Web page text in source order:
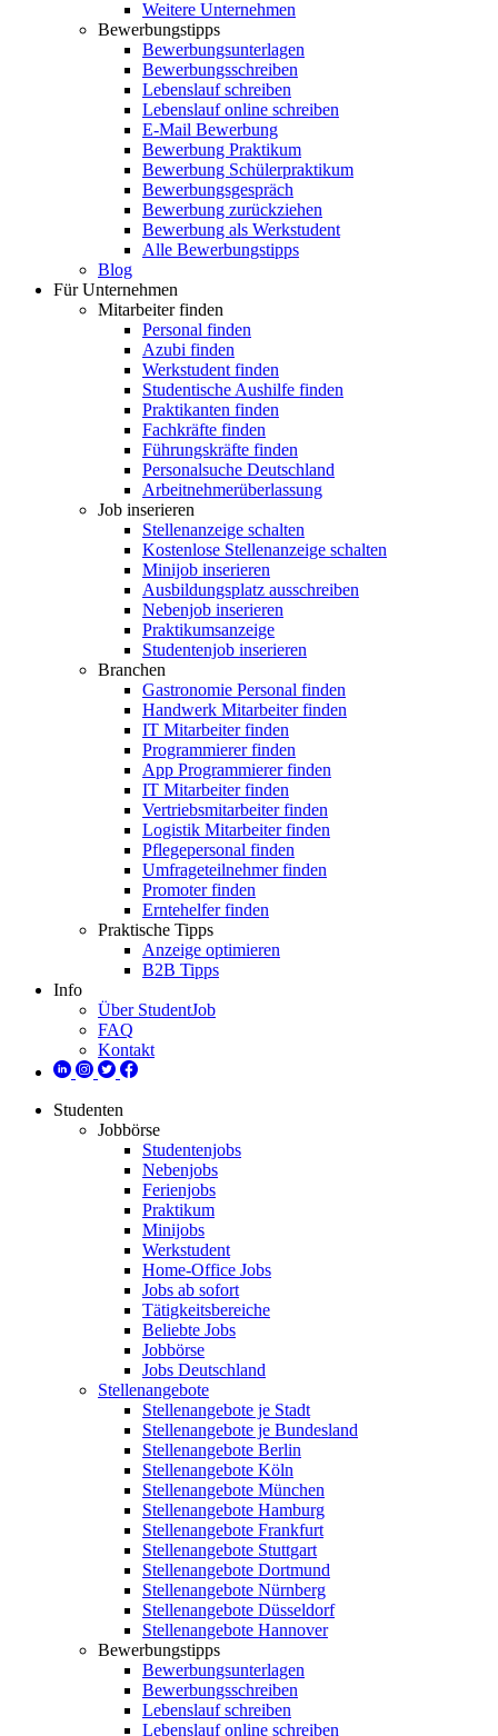
Weitere Unternehmen
Bewerbungstipps
Bewerbungsunterlagen
Bewerbungsschreiben
Lebenslauf schreiben
Lebenslauf online schreiben
E-Mail Bewerbung
Bewerbung Praktikum
Bewerbung Schülerpraktikum
Bewerbungsgespräch
Bewerbung zurückziehen
Bewerbung als Werkstudent
Alle Bewerbungstipps
Blog
Für Unternehmen
Mitarbeiter finden
Personal finden
Azubi finden
Werkstudent finden
Studentische Aushilfe finden
Praktikanten finden
Fachkräfte finden
Führungskräfte finden
Personalsuche Deutschland
Arbeitnehmerüberlassung
Job inserieren
Stellenanzeige schalten
Kostenlose Stellenanzeige schalten
Minijob inserieren
Ausbildungsplatz ausschreiben
Nebenjob inserieren
Praktikumsanzeige
Studentenjob inserieren
Branchen
Gastronomie Personal finden
Handwerk Mitarbeiter finden
IT Mitarbeiter finden
Programmierer finden
App Programmierer finden
IT Mitarbeiter finden
Vertriebsmitarbeiter finden
Logistik Mitarbeiter finden
Pflegepersonal finden
Umfrageteilnehmer finden
Promoter finden
Erntehelfer finden
Praktische Tipps
Anzeige optimieren
B2B Tipps
Info
Über StudentJob
FAQ
Kontakt
Studenten
Jobbörse
Studentenjobs
Nebenjobs
Ferienjobs
Praktikum
Minijobs
Werkstudent
Home-Office Jobs
Jobs ab sofort
Tätigkeitsbereiche
Beliebte Jobs
Jobbörse
Jobs Deutschland
Stellenangebote
Stellenangebote je Stadt
Stellenangebote je Bundesland
Stellenangebote Berlin
Stellenangebote Köln
Stellenangebote München
Stellenangebote Hamburg
Stellenangebote Frankfurt
Stellenangebote Stuttgart
Stellenangebote Dortmund
Stellenangebote Nürnberg
Stellenangebote Düsseldorf
Stellenangebote Hannover
Bewerbungstipps
Bewerbungsunterlagen
Bewerbungsschreiben
Lebenslauf schreiben
Lebenslauf online schreiben